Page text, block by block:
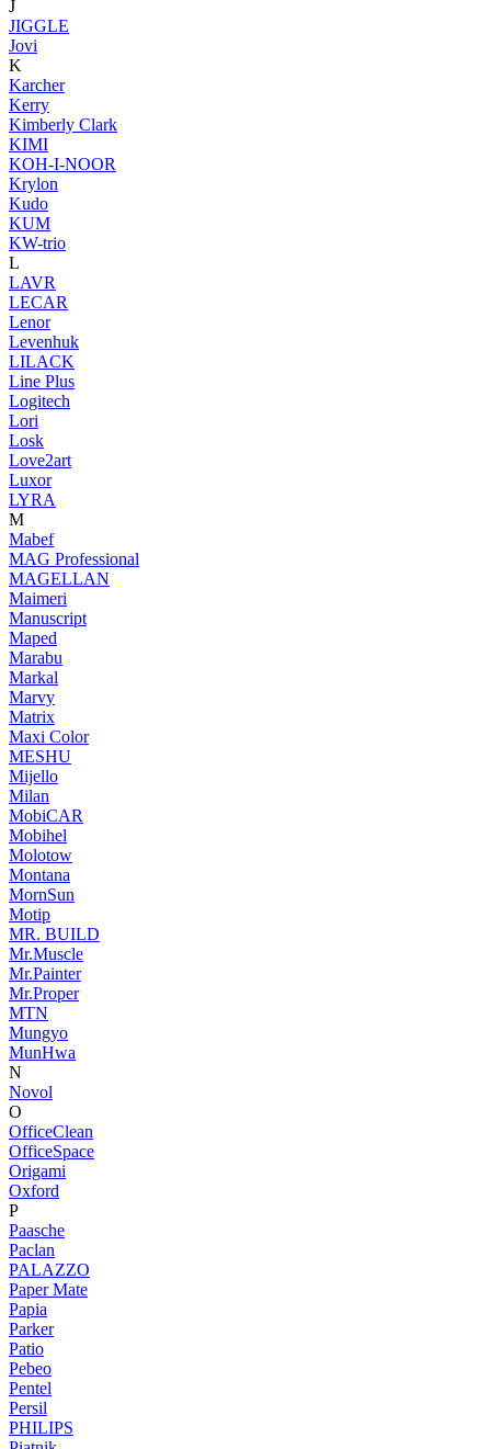
J
JIGGLE
Jovi
K
Karcher
Kerry
Kimberly Clark
KIMI
KOH-I-NOOR
Krylon
Kudo
KUM
KW-trio
L
LAVR
LECAR
Lenor
Levenhuk
LILACK
Line Plus
Logitech
Lori
Losk
Love2art
Luxor
LYRA
M
Mabef
MAG Professional
MAGELLAN
Maimeri
Manuscript
Maped
Marabu
Markal
Marvy
Matrix
Maxi Color
MESHU
Mijello
Milan
MobiCAR
Mobihel
Molotow
Montana
MornSun
Motip
MR. BUILD
Mr.Muscle
Mr.Painter
Mr.Proper
MTN
Mungyo
MunHwa
N
Novol
O
OfficeClean
OfficeSpace
Origami
Oxford
P
Paasche
Paclan
PALAZZO
Paper Mate
Papia
Parker
Patio
Pebeo
Pentel
Persil
PHILIPS